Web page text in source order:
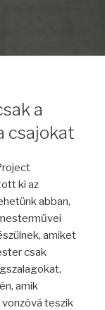
a
csajokat
ki az
abban,
amiket
csak
amik
teszik